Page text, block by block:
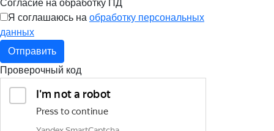
Согласие на обработку ПД
Я соглашаюсь на обработку персональных
данных
Отправить
Проверочный код